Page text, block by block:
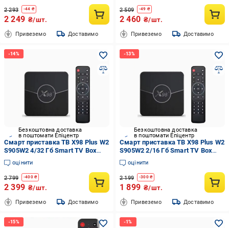
2 293 -44 ₴
2 249 ₴/шт.
Привеземо Доставимо
2 509 -49 ₴
2 460 ₴/шт.
Привеземо Доставимо
Безкоштовна доставка
в поштомати Епіцентр
Смарт приставка ТВ X98 Plus W2
S905W2 4/32 Гб Smart TV Box
Android 11 і прошивка
оцінити
2 799 -400₴
2 399 ₴/шт.
Привеземо Доставимо
Безкоштовна доставка
в поштомати Епіцентр
Смарт приставка ТВ X98 Plus W2
S905W2 2/16 Гб Smart TV Box
Android 11 і прошивка
оцінити
2 199 -300₴
1 899 ₴/шт.
Привеземо Доставимо